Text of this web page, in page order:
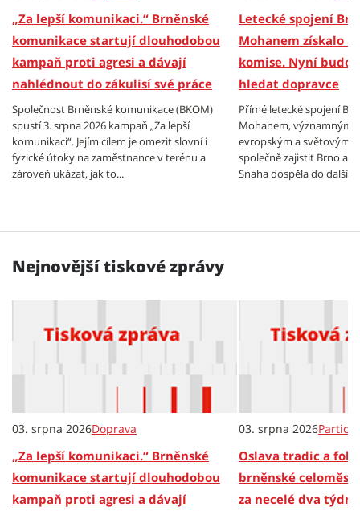
„Za lepší komunikaci.“ Brněnské
komunikace startují dlouhodobou
kampaň proti agresi a dávají
nahlédnout do zákulisí své práce
Společnost Brněnské komunikace (BKOM)
spustí 3. srpna 2026 kampaň „Za lepší
komunikaci“. Jejím cílem je omezit slovní i
fyzické útoky na zaměstnance v terénu a
zároveň ukázat, jak to...
Letecké spojení
Mohanem získalo
komise. Nyní
hledat dopravce
Přímé letecké spojení
Mohanem, významným
evropským a světovým
společně zajistit Brno a
Snaha dospěla do další
Nejnovější tiskové zprávy
03. srpna 2026Doprava
„Za lepší komunikaci.“ Brněnské
komunikace startují dlouhodobou
kampaň proti agresi a dávají
03. srpna 2026
Oslava tradic a
brněnské
za necelé dva týdny